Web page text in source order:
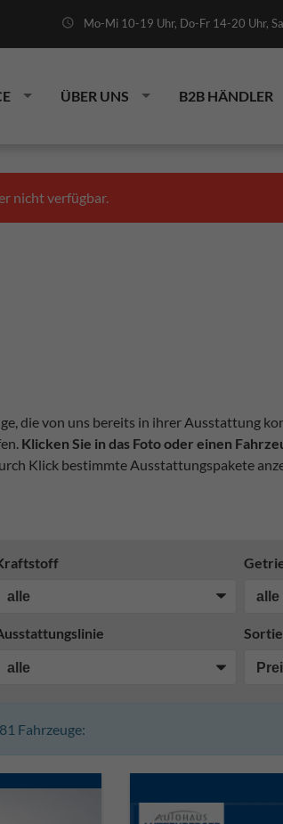
Mo-Mi 10-19 Uhr, Do-Fr 14-20 Uhr,
ÜBER UNS B2B HÄNDLER
nicht verfügbar.
die von uns bereits in ihrer Ausstattung
Klicken Sie in das Foto oder einen
Klick bestimmte Ausstattungspakete
81 Fahrzeuge: